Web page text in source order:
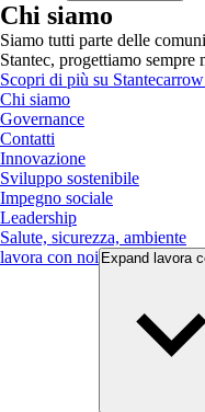
Chi siamo
Siamo tutti parte delle
Stantec, progettiamo sempre
Scopri di più su Stantec
Chi siamo
Governance
Contatti
Innovazione
Sviluppo sostenibile
Impegno sociale
Leadership
Salute, sicurezza, ambiente
lavora con noi Expand lavora